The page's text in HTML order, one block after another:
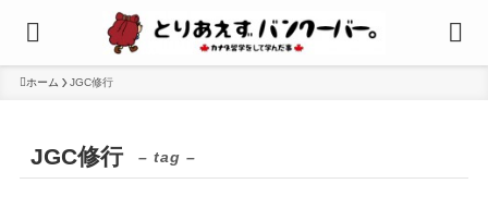
ホーム JGC修行
JGC修行 – tag –